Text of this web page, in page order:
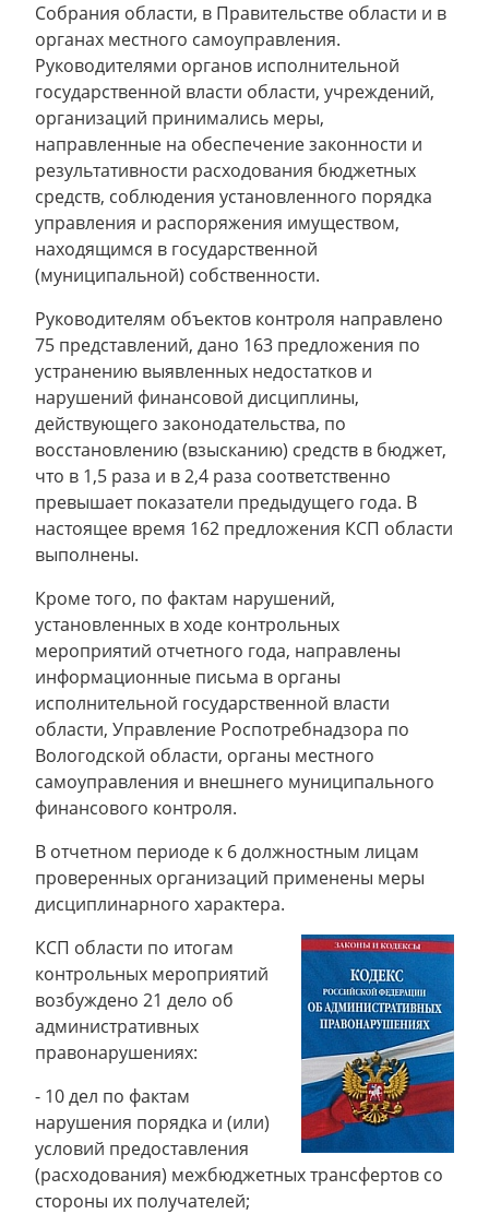
Собрания области, в Правительстве области и в
органах местного самоуправления.
Руководителями органов исполнительной
государственной власти области, учреждений,
организаций принимались меры,
направленные на обеспечение законности и
результативности расходования бюджетных
средств, соблюдения установленного порядка
управления и распоряжения имуществом,
находящимся в государственной
(муниципальной) собственности.
Руководителям объектов контроля направлено
75 представлений, дано 163 предложения по
устранению выявленных недостатков и
нарушений финансовой дисциплины,
действующего законодательства, по
восстановлению (взысканию) средств в бюджет,
что в 1,5 раза и в 2,4 раза соответственно
превышает показатели предыдущего года. В
настоящее время 162 предложения КСП области
выполнены.
Кроме того, по фактам нарушений,
установленных в ходе контрольных
мероприятий отчетного года, направлены
информационные письма в органы
исполнительной государственной власти
области, Управление Роспотребнадзора по
Вологодской области, органы местного
самоуправления и внешнего муниципального
финансового контроля.
В отчетном периоде к 6 должностным лицам
проверенных организаций применены меры
дисциплинарного характера.
КСП области по итогам
контрольных мероприятий
возбуждено 21 дело об
административных
правонарушениях:
- 10 дел по фактам
нарушения порядка и (или)
условий предоставления
(расходования) межбюджетных трансфертов со
стороны их получателей;